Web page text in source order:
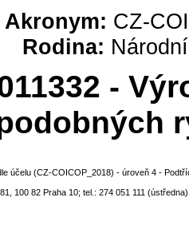
Akronym: CZ-
Rodina:
-
účelu (CZ-COICOP_2018) - úroveň 4 -
100 82 Praha 10; tel.: 274 051 111 (ústředna)